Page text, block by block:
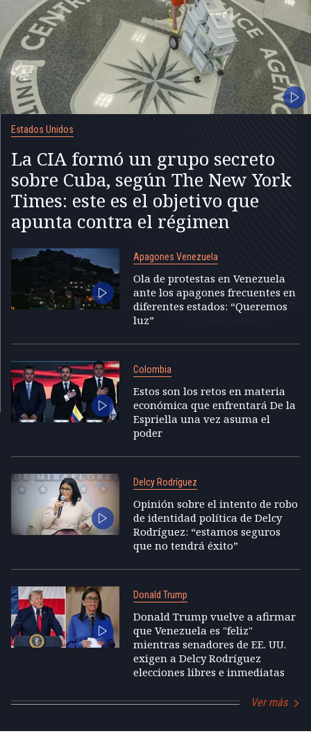
Estados Unidos
La CIA formó un grupo secreto
sobre Cuba, según The New York
Times: este es el objetivo que
apunta contra el régimen
Apagones Venezuela
Ola de protestas en Venezuela
ante los apagones frecuentes en
diferentes estados: “Queremos
luz”
Colombia
Estos son los retos en materia
económica que enfrentará De la
Espriella una vez asuma el
poder
Delcy Rodríguez
Opinión sobre el intento de robo
de identidad política de Delcy
Rodríguez: “estamos seguros
que no tendrá éxito”
Donald Trump
Donald Trump vuelve a afirmar
que Venezuela es "feliz"
mientras senadores de EE. UU.
exigen a Delcy Rodríguez
elecciones libres e inmediatas
Ver más